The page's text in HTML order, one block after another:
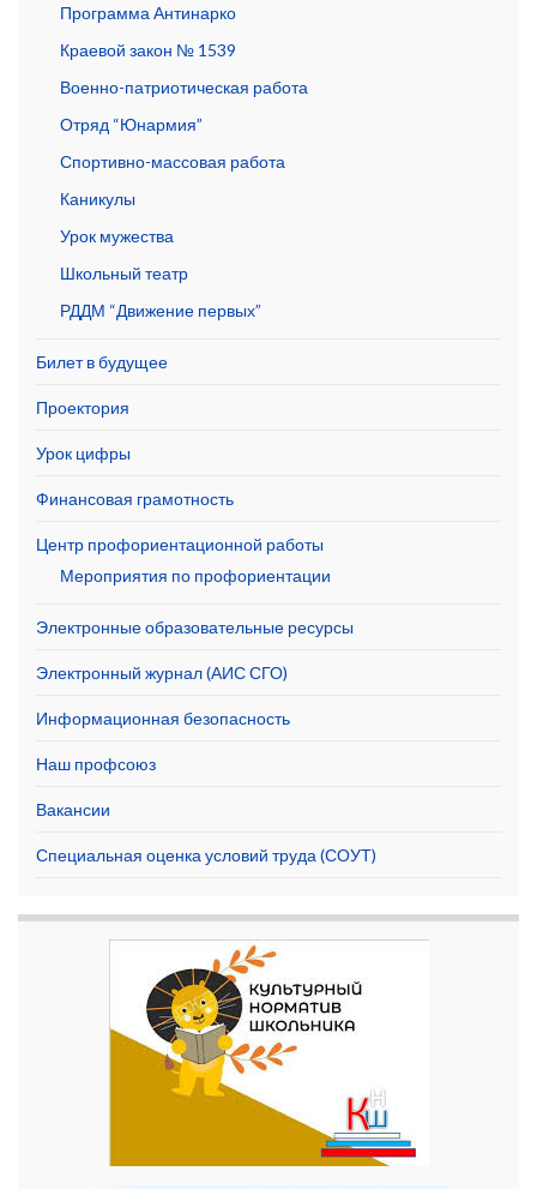
Программа Антинарко
Краевой закон № 1539
Военно-патриотическая работа
Отряд “Юнармия”
Спортивно-массовая работа
Каникулы
Урок мужества
Школьный театр
РДДМ “Движение первых”
Билет в будущее
Проектория
Урок цифры
Финансовая грамотность
Центр профориентационной работы
Мероприятия по профориентации
Электронные образовательные ресурсы
Электронный журнал (АИС СГО)
Информационная безопасность
Наш профсоюз
Вакансии
Специальная оценка условий труда (СОУТ)